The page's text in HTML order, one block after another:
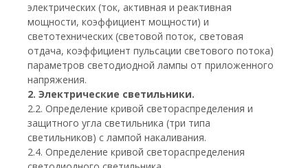
электрических (ток, активная и реактивная
мощности, коэффициент мощности) и
светотехнических (световой поток, световая
отдача, коэффициент пульсации светового потока)
параметров светодиодной лампы от приложенного
напряжения.
2. Электрические светильники.
2.2. Определение кривой светораспределения и
защитного угла светильника (три типа
светильников) с лампой накаливания.
2.4. Определение кривой светораспределения